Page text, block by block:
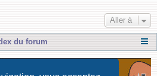
Aller à
du forum